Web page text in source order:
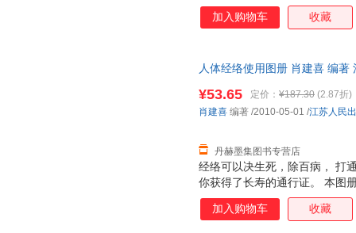
打通经络的最快途经。 ◎ 专家
编著，易玮博士审定； ◎ 内容
穴、功能疗效一目了然，查找
清晰，尤其方便中老年读者的
加入购物车 收藏
人体经络使用图册 肖建喜 编著
经络可以决生死，除百病， 打
你获得了长寿的通行证。 本图
打通经络的最快途经。 ◎ 专家
编著，易玮博士审定； ◎ 内容
¥53.65 定价： ¥187.30 (2.87折)
丹赫墨集图书专营店
肖建喜 编著 /2010-05-01 /江苏人民
加入购物车 收藏